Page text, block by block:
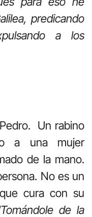
predicando
a los
Un rabino
a una mujer
de la mano.
No es un
cura con su
de la